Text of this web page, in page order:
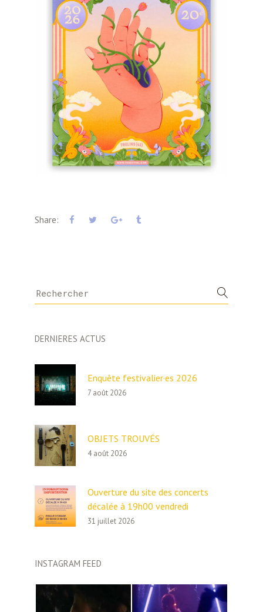
Share:
Search
for:
DERNIERES ACTUS
Enquête festivalier·es 2026
7 août 2026
OBJETS TROUVÉS
4 août 2026
Ouverture du site des concerts
décalée à 19h00 vendredi
31 juillet 2026
INSTAGRAM FEED